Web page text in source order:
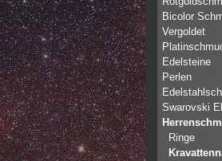
Bicolor
Vergoldet
Edelsteine
Perlen
Swarovski
Ringe